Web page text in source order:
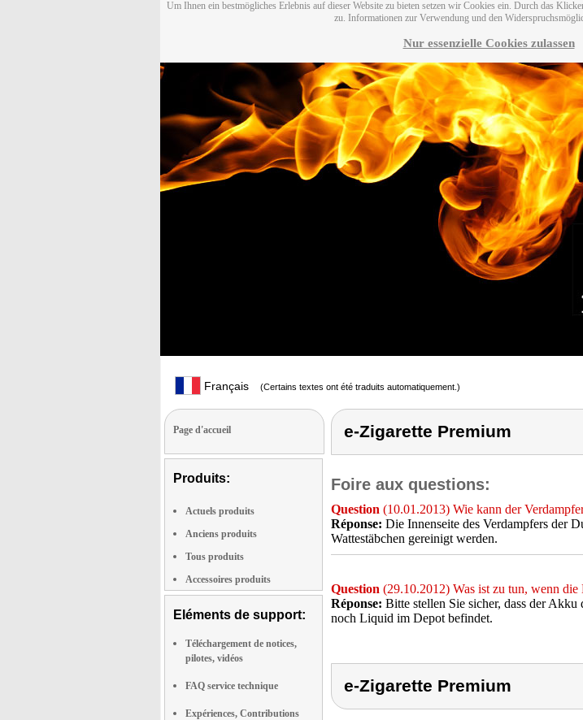
Um Ihnen ein bestmögliches Erlebnis auf dieser Website zu bieten setzen wir Cookies ein. Durch das
zu. Informationen zur Verwendung und den
Nur essenzielle Cookies zulassen
Français (Certains textes ont été traduits automatiquement.)
Page d'accueil
Produits:
Actuels produits
Anciens produits
Tous produits
Accessoires produits
Eléments de support:
Téléchargement de notices,
pilotes, vidéos
FAQ service technique
Expériences, Contributions
e-Zigarette Premium
Foire aux questions:
Question (10.01.2013) Wie kann der
Réponse: Die Innenseite des Verdampfers der
Wattestäbchen gereinigt werden.
Question (29.10.2012) Was ist zu tun, wenn
Réponse: Bitte stellen Sie sicher, dass der
noch Liquid im Depot befindet.
e-Zigarette Premium